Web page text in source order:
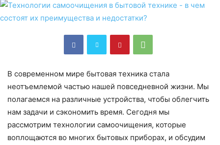
В современном мире бытовая техника стала
неотъемлемой частью нашей повседневной жизни. Мы
полагаемся на различные устройства, чтобы облегчить
нам задачи и сэкономить время. Сегодня мы
рассмотрим технологии самоочищения, которые
воплощаются во многих бытовых приборах, и обсудим